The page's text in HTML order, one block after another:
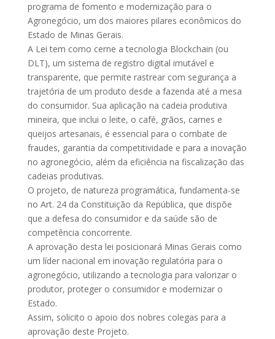
programa de fomento e modernização para o
Agronegócio, um dos maiores pilares econômicos do
Estado de Minas Gerais.
A Lei tem como cerne a tecnologia Blockchain (ou
DLT), um sistema de registro digital imutável e
transparente, que permite rastrear com segurança a
trajetória de um produto desde a fazenda até a mesa
do consumidor. Sua aplicação na cadeia produtiva
mineira, que inclui o leite, o café, grãos, carnes e
queijos artesanais, é essencial para o combate de
fraudes, garantia da competitividade e para a inovação
no agronegócio, além da eficiência na fiscalização das
cadeias produtivas.
O projeto, de natureza programática, fundamenta-se
no Art. 24 da Constituição da República, que dispõe
que a defesa do consumidor e da saúde são de
competência concorrente.
A aprovação desta lei posicionará Minas Gerais como
um líder nacional em inovação regulatória para o
agronegócio, utilizando a tecnologia para valorizar o
produtor, proteger o consumidor e modernizar o
Estado.
Assim, solicito o apoio dos nobres colegas para a
aprovação deste Projeto.